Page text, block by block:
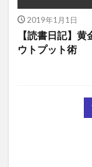
2019年1月1日
【読書日記】黄
ウトプット術